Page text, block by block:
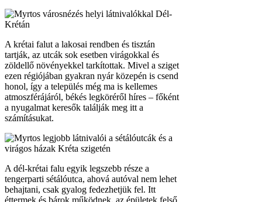
A krétai falut a lakosai rendben és tisztán
tartják, az utcák sok esetben virágokkal és
zöldellő növényekkel tarkítottak. Mivel a sziget
ezen régiójában gyakran nyár közepén is csend
honol, így a település még ma is kellemes
atmoszférájáról, békés legköréről híres – főként
a nyugalmat keresők találják meg itt a
számításukat.
A dél-krétai falu egyik legszebb része a
tengerparti sétálóutca, ahová autóval nem lehet
behajtani, csak gyalog fedezhetjük fel. Itt